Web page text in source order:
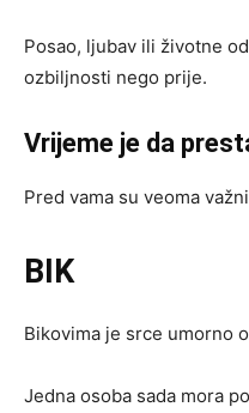
Posao, ljubav ili životne
ozbiljnosti nego prije.
Vrijeme je da
Pred vama su veoma
BIK
Bikovima je srce umorno
Jedna osoba sada mora